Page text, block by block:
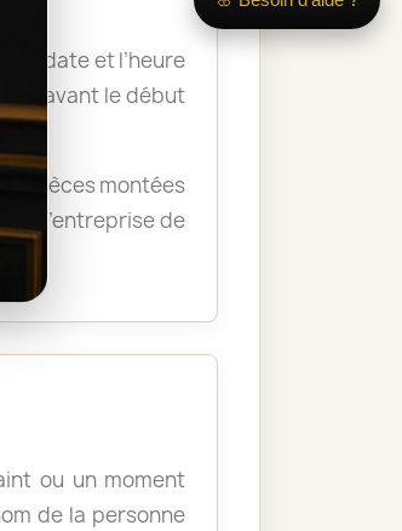
la date et l’heure
avant le début
pièces montées
l’entreprise de
ou un moment
de la personne